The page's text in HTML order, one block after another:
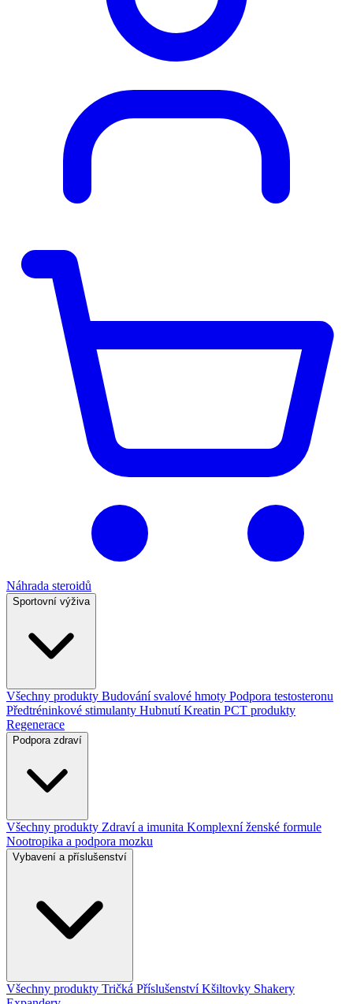
Náhrada steroidů
Sportovní výživa
Všechny produkty Budování svalové hmoty Podpora testosteronu
Předtréninkové stimulanty HubnutíKreatin PCT produkty
Regenerace
Podpora zdraví
Všechny produkty Zdraví a imunita Komplexní ženské formule
Nootropika a podpora mozku
Vybavení a příslušenství
Všechny produkty Tričká PříslušenstvíKšiltovky Shakery